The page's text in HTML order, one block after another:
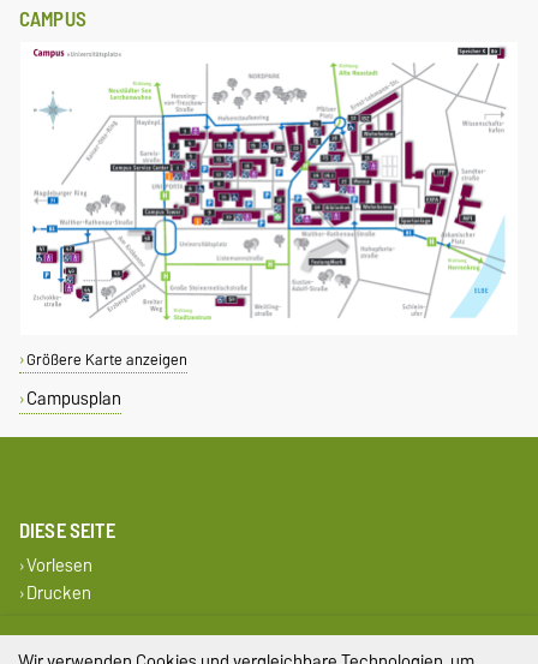
CAMPUS
Größere Karte anzeigen
Campusplan
DIESE SEITE
Vorlesen
Drucken
Impressum